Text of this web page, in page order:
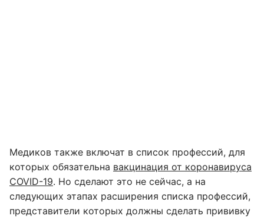
Медиков также включат в список профессий, для
которых обязательна вакцинация от коронавируса
COVID-19. Но сделают это не сейчас, а на
следующих этапах расширения списка профессий,
представители которых должны сделать прививку